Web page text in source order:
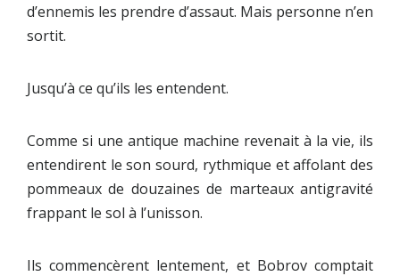
d’ennemis les prendre d’assaut. Mais personne n’en
sortit.
Jusqu’à ce qu’ils les entendent.
Comme si une antique machine revenait à la vie, ils
entendirent le son sourd, rythmique et affolant des
pommeaux de douzaines de marteaux antigravité
frappant le sol à l’unisson.
Ils commencèrent lentement, et Bobrov comptait